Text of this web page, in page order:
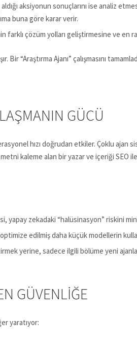
aksiyonun sonuçlarını ise analiz
buna göre karar verir.
farklı çözüm yolları geliştirmesine ve en
“Araştırma Ajanı” çalışmasını
GÜCÜ
hızı doğrudan etkiler. Çoklu ajan
kaleme alan bir yazar ve içeriği
yapay zekadaki “halüsinasyon” riskini
edilmiş daha küçük modellerin
yerine, sadece ilgili bölüme yeni
GÜVENLIĞE
yaratıyor: